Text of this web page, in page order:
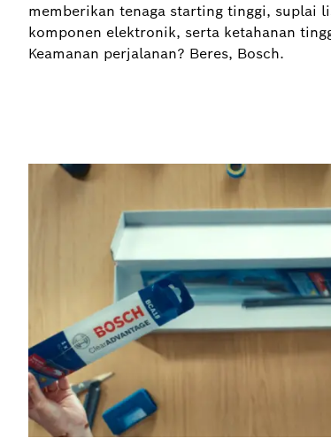
memberikan tenaga starting tinggi, suplai
komponen elektronik, serta ketahanan
Keamanan perjalanan? Beres, Bosch.